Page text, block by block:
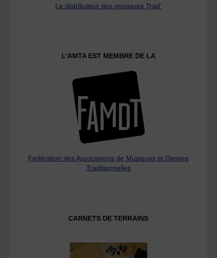
Le distributeur des musiques Trad'
L’AMTA EST MEMBRE DE LA
Fédération des Associations de Musiques et Danses
Traditionnelles
CARNETS DE TERRAINS